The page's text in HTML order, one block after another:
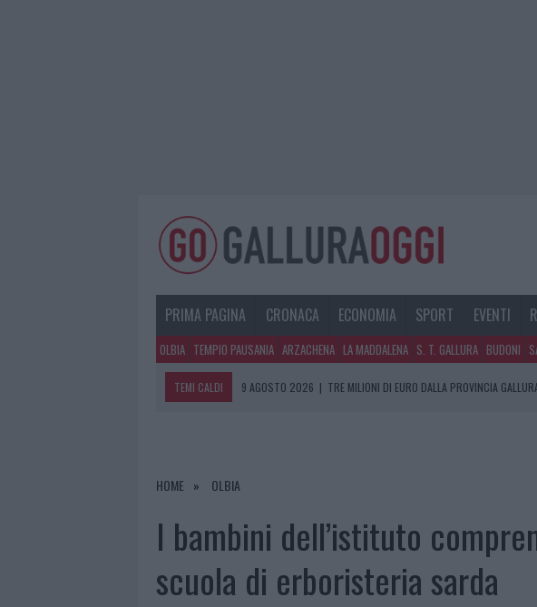
PRIMA PAGINA CRONACA ECONOMIA SPORT EVENTI
OLBIA TEMPIO PAUSANIA ARZACHENA LA MADDALENA S. T. GALLURA BUDONI
TEMI CALDI 9 AGOSTO 2026 | TRE MILIONI DI EURO DALLA PROVINCIA
8 AGOSTO 2026
HOME OLBIA
I bambini dell’istituto
scuola di erboristeria sarda